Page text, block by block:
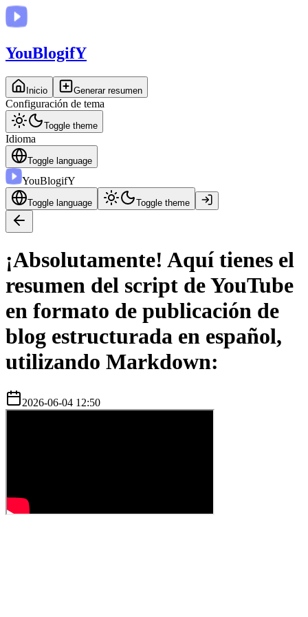
YouBlogifY
Inicio Generar resumen
Configuración de tema
Toggle theme
Idioma
Toggle language
YouBlogifY
Toggle language Toggle theme
¡Absolutamente! Aquí tienes el
resumen del script de YouTube
en formato de publicación de
blog estructurada en español,
utilizando Markdown:
2026-06-04 12:50